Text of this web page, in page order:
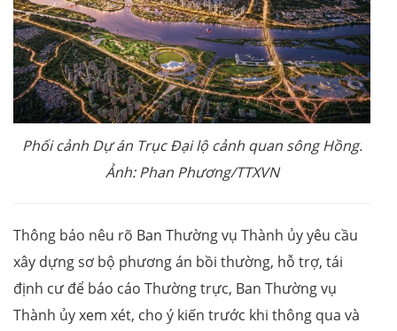
Phối cảnh Dự án Trục Đại lộ cảnh quan sông Hồng.
Ảnh: Phan Phương/TTXVN
Thông báo nêu rõ Ban Thường vụ Thành ủy yêu cầu
xây dựng sơ bộ phương án bồi thường, hỗ trợ, tái
định cư để báo cáo Thường trực, Ban Thường vụ
Thành ủy xem xét, cho ý kiến trước khi thông qua và